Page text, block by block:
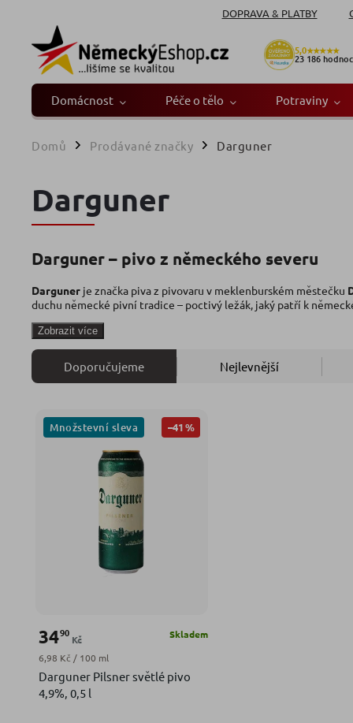
DOPRAVA & PLATBY
5,0★★★★★
23 186
Domácnost Péče o tělo Potraviny
Domů / Prodávané značky / Darguner
Darguner
Darguner – pivo z německého severu
Darguner je značka piva z pivovaru v meklenburském městečku
duchu německé pivní tradice – poctivý ležák, jaký patří k
Zobrazit více
Doporučujeme Nejlevnější
Množstevní sleva –41 %
Darguner Pilsner světlé pivo
4,9%, 0,5 l
Skladem
3490
Kč
Měrná cena:
6,98 Kč / 100 ml